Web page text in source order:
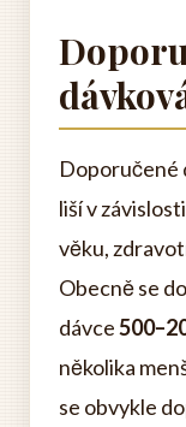
Doporučené
liší v
věku,
Obecně se
dávce
několika
se obvykle